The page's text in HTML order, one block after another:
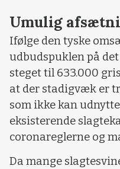
Umulig
Ifølge den tyske
udbudspuklen på
steget til 633.000
at der stadigvæk er
som ikke kan
eksisterende
coronareglerne og
Da mange